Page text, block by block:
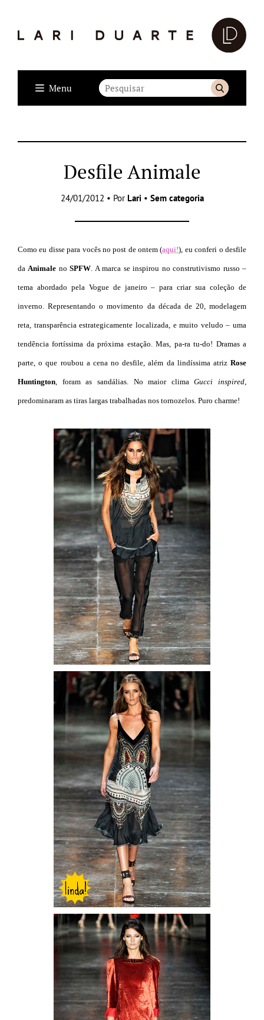
Menu
Desfile Animale
24/01/2012 • Por Lari • Sem categoria
Como eu disse para vocês no post de ontem (aqui!), eu conferi o desfile
da Animale noSPFW . A marca se inspirou no construtivismo russo –
tema abordado pela Vogue de janeiro – para criar sua coleção de
inverno. Representando o movimento da década de 20, modelagem
reta, transparência estrategicamente localizada, e muito veludo – uma
tendência fortíssima da próxima estação. Mas, pa-ra tu-do! Dramas a
parte, o que roubou a cena no desfile, além da lindíssima atriz Rose
Huntington , foram as sandálias. No maior climaGucci inspired
predominaram as tiras largas trabalhadas nos tornozelos. Puro charme!